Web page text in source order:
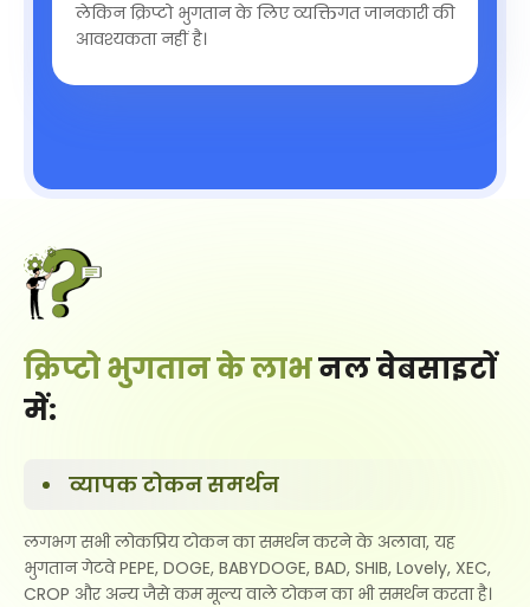
लेकिन क्रिप्टो भुगतान के लिए व्यक्तिगत जानकारी की
आवश्यकता नहीं है।
क्रिप्टो भुगतान के लाभनल वेबसाइटों
में:
व्यापक टोकन समर्थन
लगभग सभी लोकप्रिय टोकन का समर्थन करने के अलावा, यह
भुगतान गेटवे PEPE, DOGE, BABYDOGE, BAD, SHIB, Lovely, XEC,
CROP और अन्य जैसे कम मूल्य वाले टोकन का भी समर्थन करता है।